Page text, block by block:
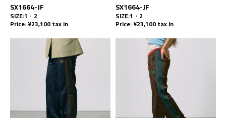
SX1664-JF
SIZE:1・2
Price: ¥23,100 tax in
SX1664-JF
SIZE:1・2
Price: ¥23,100 tax in